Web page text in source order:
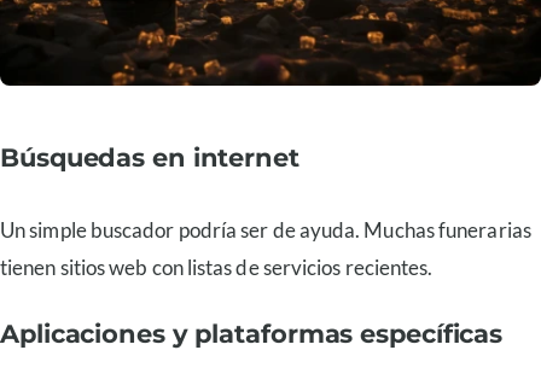
Búsquedas en internet
Un simple buscador podría ser de ayuda. Muchas funerarias
tienen sitios web con listas de servicios recientes.
Aplicaciones y plataformas específicas